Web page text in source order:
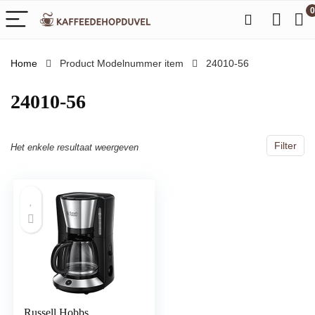
0
Home Product Modelnummer item ‎24010-56
‎24010-56
Filter
Het enkele resultaat weergeven
Russell Hobbs